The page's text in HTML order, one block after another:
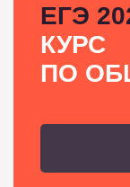
ЕГЭ
КУРС
ПО